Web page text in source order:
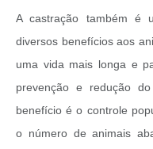
A castração também é
diversos benefícios aos
uma vida mais longa e
prevenção e redução
benefício é o controle
o número de animais